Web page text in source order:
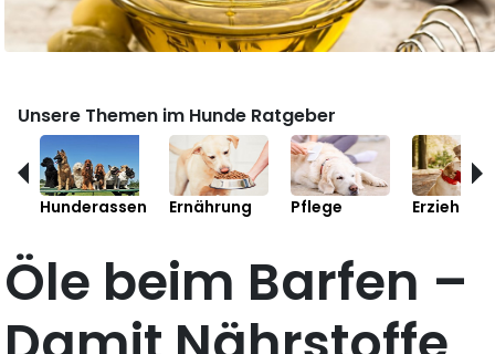
Unsere Themen im Hunde Ratgeber
Hunderassen Ernährung Pflege Erziehung
Öle beim Barfen –